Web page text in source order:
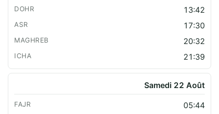
13:42
17:30
20:32
21:39
Samedi 22 Août
05:44